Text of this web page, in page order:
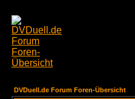
DVDuell.de Forum Foren-Übersicht